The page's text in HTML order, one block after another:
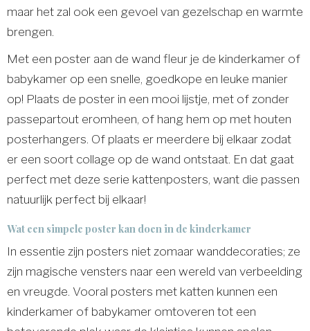
maar het zal ook een gevoel van gezelschap en warmte
brengen.
Met een poster aan de wand fleur je de kinderkamer of
babykamer op een snelle, goedkope en leuke manier
op! Plaats de poster in een mooi lijstje, met of zonder
passepartout eromheen, of hang hem op met houten
posterhangers. Of plaats er meerdere bij elkaar zodat
er een soort collage op de wand ontstaat. En dat gaat
perfect met deze serie kattenposters, want die passen
natuurlijk perfect bij elkaar!
Wat een simpele poster kan doen in de kinderkamer
In essentie zijn posters niet zomaar wanddecoraties; ze
zijn magische vensters naar een wereld van verbeelding
en vreugde. Vooral posters met katten kunnen een
kinderkamer of babykamer omtoveren tot een